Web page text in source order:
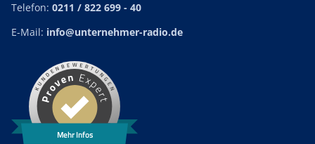
Telefon: 0211 / 822 699 - 40
E-Mail: info@unternehmer-radio.de
Mehr Infos